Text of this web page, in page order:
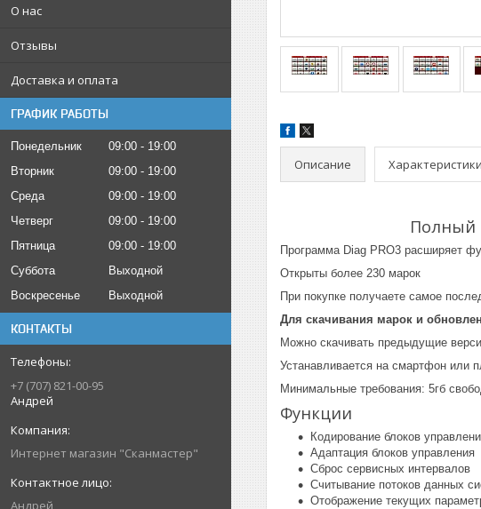
О нас
Отзывы
Доставка и оплата
ГРАФИК РАБОТЫ
Понедельник 09:00
19:00
Вторник
09:00
19:00
Среда
09:00
19:00
Четверг
09:00
19:00
Пятница
09:00
19:00
Суббота
Выходной
Воскресенье
Выходной
КОНТАКТЫ
+7 (707) 821-00-95
Андрей
Интернет магазин "Сканмастер"
Андрей
Описание Характеристики
Полный
Программа Diag PRO3 расширяет
Открыты более 230 марок
При покупке получаете самое
Для скачивания марок и
Можно скачивать предыдущие
Устанавливается на смартфон или
Минимальные требования: 5гб
Функции
Кодирование блоков
Адаптация блоков управления
Сброс сервисных интервалов
Считывание потоков данных
Отображение текущих